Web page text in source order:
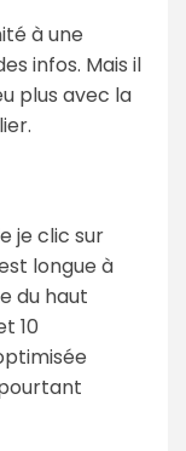
à une
infos. Mais il
plus avec la
je clic sur
longue à
du haut
10